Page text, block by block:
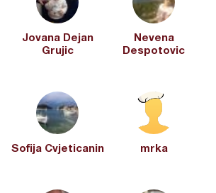
Jovana Dejan
Grujic
Nevena
Despotovic
Sofija Cvjeticanin mrka